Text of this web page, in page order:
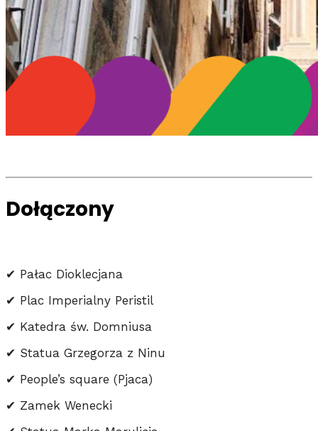
Dołączony
✔ Pałac Dioklecjana
✔ Plac Imperialny Peristil
✔ Katedra św. Domniusa
✔ Statua Grzegorza z Ninu
✔ People’s square (Pjaca)
✔ Zamek Wenecki